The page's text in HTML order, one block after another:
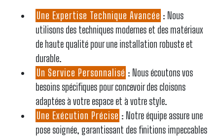
Une Expertise Technique Avancée : Nous
utilisons des techniques modernes et des matériaux
de haute qualité pour une installation robuste et
durable.
Un Service Personnalisé : Nous écoutons vos
besoins spécifiques pour concevoir des cloisons
adaptées à votre espace et à votre style.
Une Exécution Précise : Notre équipe assure une
pose soignée, garantissant des finitions impeccables